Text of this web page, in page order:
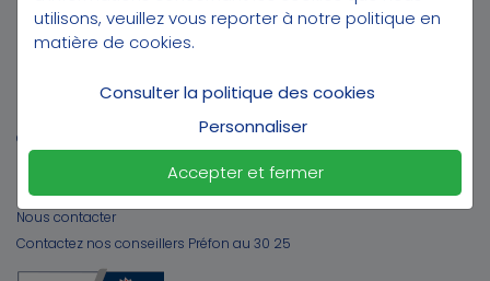
PRÉFON DISTRIBUTION
Site de l'association
Qui sommes-nous ?
Partenaires
Nous contacter
Contactez nos conseillers Préfon au 30 25
utilisons, veuillez vous reporter à notre politique en
matière de cookies.
Consulter la politique des cookies
Personnaliser
Accepter et fermer